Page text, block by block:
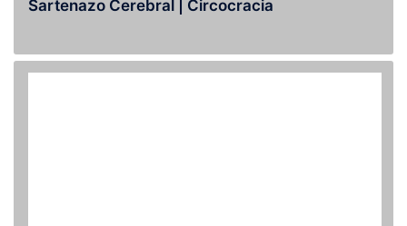
Sartenazo Cerebral | Circocracia